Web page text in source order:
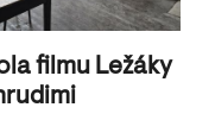
filmu Ležáky